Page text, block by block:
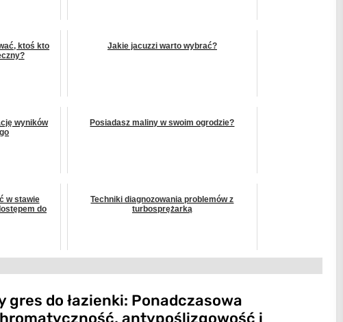
ktoś kto
Jakie jacuzzi warto wybrać?
wyników
Posiadasz maliny w swoim ogrodzie?
w stawie
do
Techniki diagnozowania problemów z
turbosprężarką
gres do łazienki: Ponadczasowa